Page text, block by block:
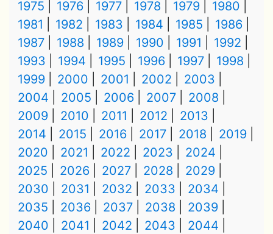
1975
1976 1977 1978 1979
1980
1981
1982 1983 1984 1985
1986
1987
1988 1989 1990 1991
1992
1993
1994 1995 1996 1997
1998
1999
2000 2001 2002
2003
2004
2005 2006 2007
2008
2009
2010 2011 2012
2013
2014
2015 2016 2017 2018
2019
2020
2021 2022 2023
2024
2025
2026 2027 2028
2029
2030
2031 2032 2033
2034
2035
2036 2037 2038
2039
2040
2041 2042 2043
2044